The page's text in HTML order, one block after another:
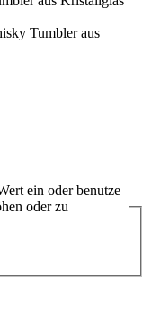
ein oder benutze
oder zu